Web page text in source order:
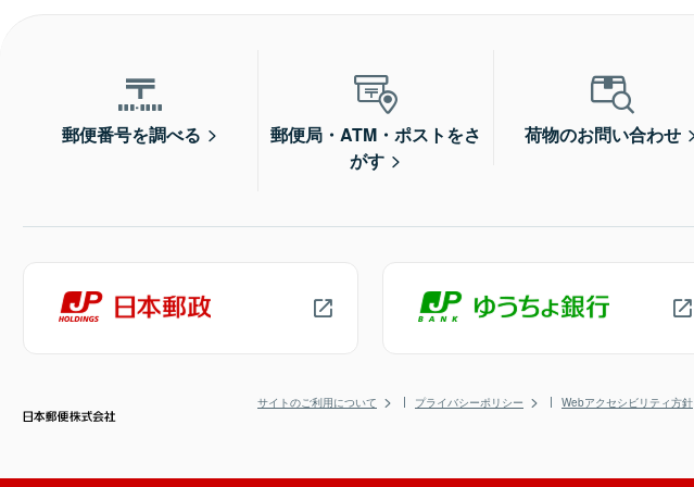
郵便番号を調べる
郵便局・ATM・ポストをさ
がす
荷物のお問い合わせ
サイトのご利用について プライバシーポリシー Webアクセシビリティ方針